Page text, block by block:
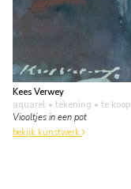
Kees Verwey
aquarel • tekening • te koop
Viooltjes in een pot
bekijk kunstwerk